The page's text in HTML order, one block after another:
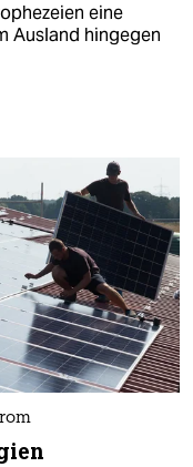
eine
Ausland hingegen